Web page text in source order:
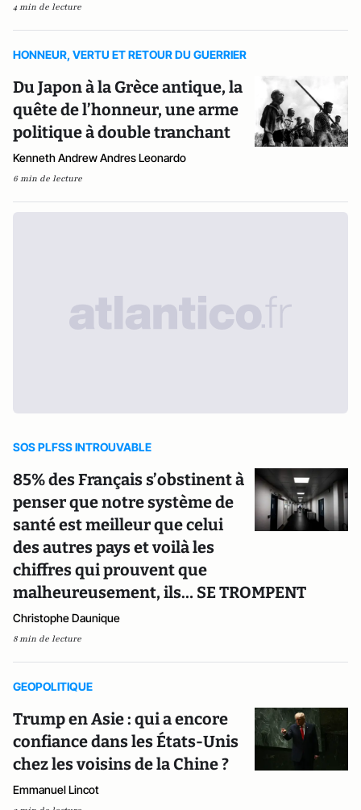
4 min de lecture
HONNEUR, VERTU ET RETOUR DU GUERRIER
Du Japon à la Grèce antique, la
quête de l’honneur, une arme
politique à double tranchant
Kenneth Andrew Andres Leonardo
6 min de lecture
SOS PLFSS INTROUVABLE
85% des Français s’obstinent à
penser que notre système de
santé est meilleur que celui
des autres pays et voilà les
chiffres qui prouvent que
malheureusement, ils… SE TROMPENT
Christophe Daunique
8 min de lecture
GEOPOLITIQUE
Trump en Asie : qui a encore
confiance dans les États-Unis
chez les voisins de la Chine ?
Emmanuel Lincot